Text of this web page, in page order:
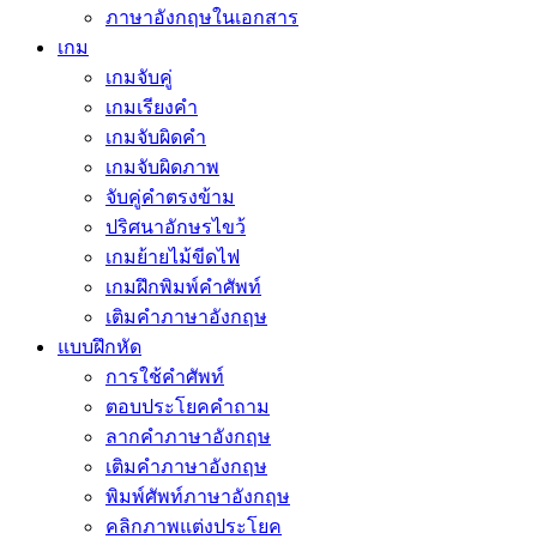
ภาษาอังกฤษในเอกสาร
เกม
เกมจับคู่
เกมเรียงคำ
เกมจับผิดคำ
เกมจับผิดภาพ
จับคู่คำตรงข้าม
ปริศนาอักษรไขว้
เกมย้ายไม้ขีดไฟ
เกมฝึกพิมพ์คำศัพท์
เติมคำภาษาอังกฤษ
แบบฝึกหัด
การใช้คำศัพท์
ตอบประโยคคำถาม
ลากคำภาษาอังกฤษ
เติมคำภาษาอังกฤษ
พิมพ์ศัพท์ภาษาอังกฤษ
คลิกภาพแต่งประโยค